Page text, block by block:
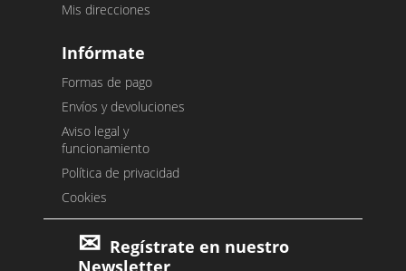
Mis direcciones
Infórmate
Formas de pago
Envíos y devoluciones
Aviso legal y
funcionamiento
Política de privacidad
Cookies
Regístrate en nuestro